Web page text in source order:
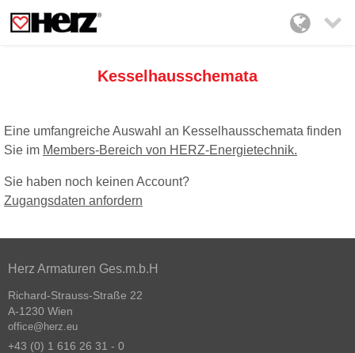

Kesselhausschemata
Eine umfangreiche Auswahl an Kesselhausschemata finden
Sie im Members-Bereich von HERZ-Energietechnik.
Sie haben noch keinen Account?
Zugangsdaten anfordern
Herz Armaturen Ges.m.b.H
Richard-Strauss-Straße 22
A-1230 Wien
office@herz.eu
+43 (0) 1 616 26 31 - 0